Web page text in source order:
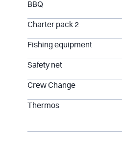
BBQ
Charter pack 2
Fishing equipment
Safety net
Crew Change
Thermos